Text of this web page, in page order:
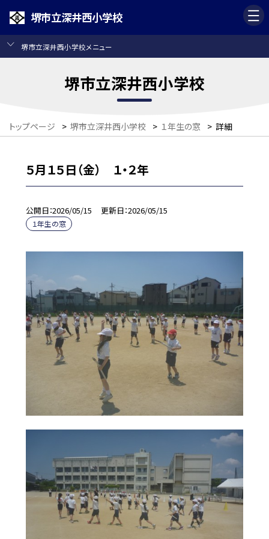
堺市立深井西小学校
堺市立深井西小学校メニュー
堺市立深井西小学校
トップページ > 堺市立深井西小学校 > １年生の窓 > 詳細
５月１５日（金） １・２年
公開日 2026/05/15 更新日 2026/05/15
１年生の窓